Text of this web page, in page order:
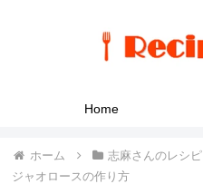
Home
ホーム 志麻さんのレシピ
ジャオロースの作り方